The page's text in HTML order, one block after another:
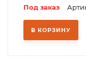
Под заказ
В КОРЗИНУ